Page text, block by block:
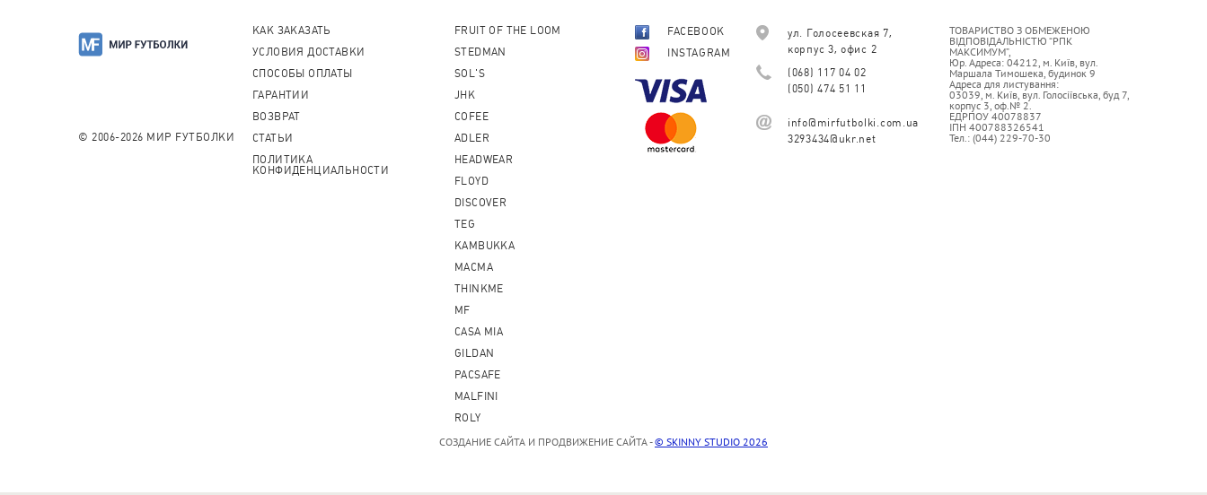
© 2006-2026 МИР FУТБОЛКИ
КАК ЗАКАЗАТЬ
УСЛОВИЯ ДОСТАВКИ
СПОСОБЫ ОПЛАТЫ
ГАРАНТИИ
ВОЗВРАТ
СТАТЬИ
ПОЛИТИКА
КОНФИДЕНЦИАЛЬНОСТИ
FRUIT OF THE LOOM
STEDMAN
SOL'S
JHK
COFEE
ADLER
HEADWEAR
FLOYD
DISCOVER
TEG
KAMBUKKA
MACMA
THINKME
MF
CASA MIA
GILDAN
PACSAFE
MALFINI
ROLY
FACEBOOK
INSTAGRAM
ТОВАРИСТВО З ОБМЕЖЕНОЮ
ВІДПОВІДАЛЬНІСТЮ “РПК
МАКСИМУМ”,
Юр. Адреса: 04212, м. Київ, вул.
Маршала Тимошека, будинок 9
Адреса для листування:
03039, м. Київ, вул. Голосіївська, буд 7,
корпус 3, оф.№ 2.
ЕДРПОУ 40078837
ІПН 400788326541
Тел.: (044) 229-70-30
ул. Голосеевская 7,
корпус 3, офис 2
(068) 117 04 02
(050) 474 51 11
info@mirfutbolki.com.ua
3293434@ukr.net
СОЗДАНИЕ САЙТА И ПРОДВИЖЕНИЕ САЙТА -© SKINNY STUDIO 2026